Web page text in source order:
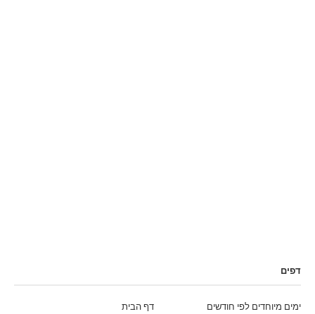
דפים
דף הבית
ימים מיוחדים לפי חודשים